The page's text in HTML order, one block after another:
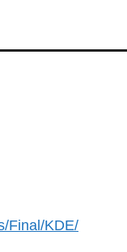
Final/KDE/